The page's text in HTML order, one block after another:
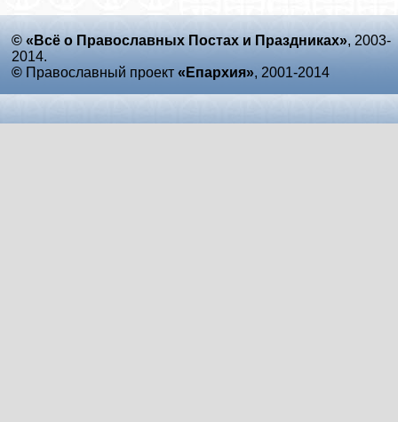
© «Всё о Православных Постах и Праздниках», 2003-
2014.
© Православный проект «Епархия», 2001-2014